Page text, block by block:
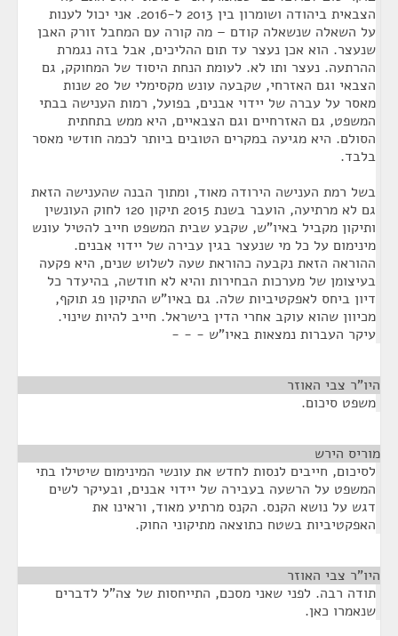
הצבאית ביהודה ושומרון בין 2013 ל-2016. אני יכול לענות
על השאלה שנשאלה קודם – מה קורה עם המחבל זורק האבן
שנעצר. הוא אכן נעצר עד תום ההליכים, אבל בזה נגמרת
ההרתעה. נעצר ותו לא. לעומת הנחת היסוד של המחוקק, גם
הצבאי וגם האזרחי, שקבעה עונש מקסימלי של 20 שנות
מאסר על עברה של יידוי אבנים, בפועל, רמות הענישה בבתי
המשפט, גם האזרחיים וגם הצבאיים, היא ממש בתחתית
הסולם. היא מגיעה במקרים הטובים ביותר לכמה חודשי מאסר
בלבד.
בשל רמת הענישה הירודה מאוד, ומתוך הבנה שהענישה הזאת
גם לא מרתיעה, הועבר בשנת 2015 תיקון 120 לחוק העונשין
ותיקון מקביל באיו"ש, שקבע שבית המשפט חייב להטיל עונש
מינימום על כל מי שנעצר בגין עבירה של יידוי אבנים.
ההוראה הזאת נקבעה כהוראת שעה לשלוש שנים, היא פקעה
בעיצומן של מערכות הבחירות והיא לא חודשה, בהיעדר כל
דיון ביחס לאפקטיביות שלה. גם באיו"ש התיקון פג תוקף,
מכיוון שהוא עוקב אחרי הדין בישראל. חייב להיות שינוי.
עיקר העברות נמצאות באיו"ש - - -
היו"ר צבי האוזר
משפט סיכום.
מוריס הירש
לסיכום, חייבים לנסות לחדש את עונשי המינימום שיטילו בתי
המשפט על הרשעה בעבירה של יידוי אבנים, ובעיקר לשים
דגש על נושא הקנס. הקנס מרתיע מאוד, וראינו את
האפקטיביות בשטח כתוצאה מתיקוני החוק.
היו"ר צבי האוזר
תודה רבה. לפני שאני מסכם, התייחסות של צה"ל לדברים
שנאמרו כאן.